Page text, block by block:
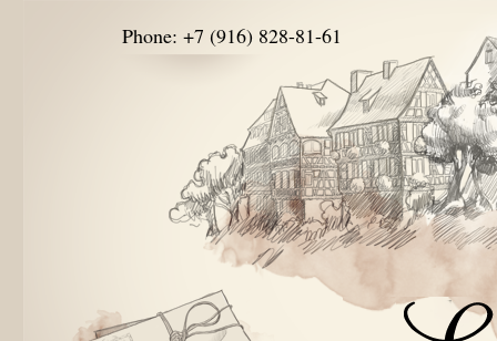
Phone: +7 (916) 828-81-61